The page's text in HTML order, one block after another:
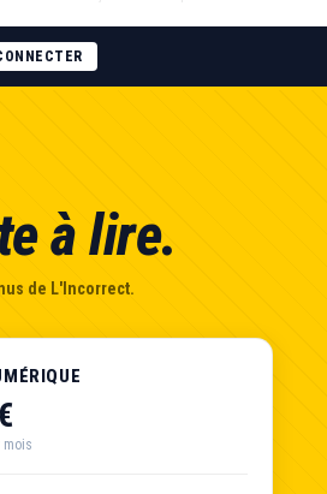
à lire.
de L'Incorrect.
mois